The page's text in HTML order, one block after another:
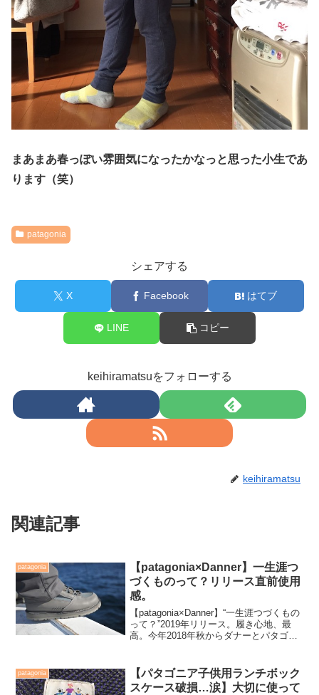
まあまあ春っぽい雰囲気になったかなっと思った小生であ
ります（笑）
patagonia
シェアする
X Facebook はてブ
LINE コピー
keihiramatsuをフォローする
keihiramatsu
関連記事
patagonia
【patagonia×Danner】一生涯つ
づくものって？リリース直前使用
感。
【patagonia×Danner】“一生涯つづくもの
って？”2019年リリース。履き心地、最
高。今年2018年秋からダナーとパタゴニ
た。それも、小生のテストフィールド...
patagonia
【パタゴニア子供用ランチボック
スケース破損…涙】大切に使って